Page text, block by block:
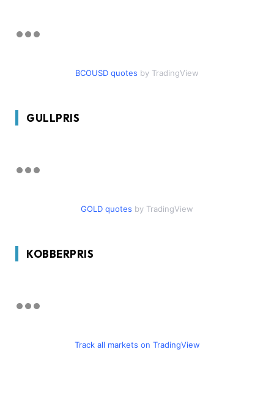
BCOUSD quotes by TradingView
GULLPRIS
GOLD quotes by TradingView
KOBBERPRIS
Track all markets on TradingView